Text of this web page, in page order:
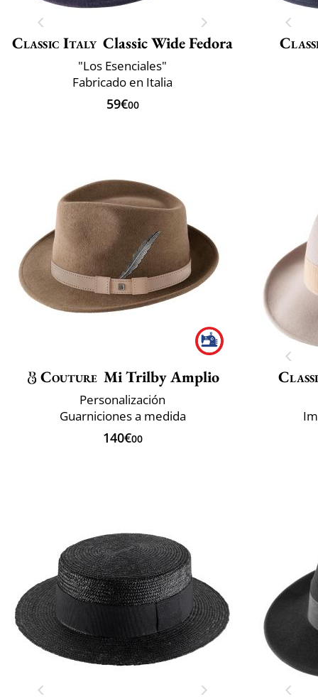
Classic Italy Classic Wide Fedora
"Los Esenciales"
Fabricado en Italia
59€00
Couture Mi Trilby Amplio
Personalización
Guarniciones a medida
140€00